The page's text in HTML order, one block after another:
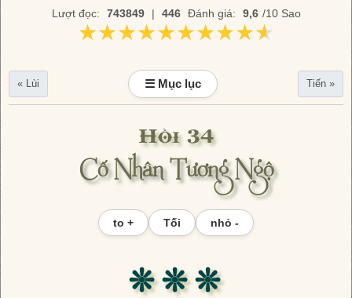
Lượt đọc: 743849 | 446 Đánh giá: 9,6 /10 Sao
★★★★★★★★★★
★★★★★★★★★★
« Lùi ☰ Mục lục Tiến »
Hồi 34
Cố Nhân Tương Ngộ
to + Tối nhỏ -
❊ ❊ ❊